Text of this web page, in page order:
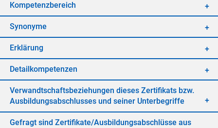
Kom­pe­tenz­be­reich
Syn­ony­me
Er­klä­rung
De­tail­kom­pe­ten­zen
Ver­wandt­schafts­be­zie­hun­gen die­ses Zer­ti­fi­kats bzw.
Aus­bil­dungs­ab­schlus­ses und sei­ner Un­ter­be­grif­fe
Ge­fragt sind Zer­ti­fi­ka­te/​Aus­bil­dungs­ab­schlüs­se aus